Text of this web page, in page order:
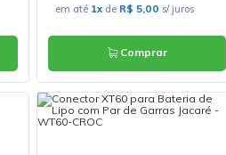
em até 1x de R$ 5,00 s/ juros
Comprar